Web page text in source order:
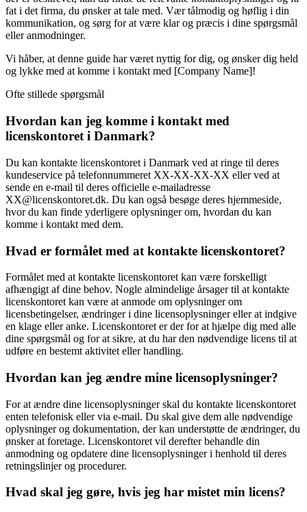
fat i det firma, du ønsker at tale med. Vær tålmodig og høflig i din
kommunikation, og sørg for at være klar og præcis i dine spørgsmål
eller anmodninger.
Vi håber, at denne guide har været nyttig for dig, og ønsker dig held
og lykke med at komme i kontakt med [Company Name]!
Ofte stillede spørgsmål
Hvordan kan jeg komme i kontakt med
licenskontoret i Danmark?
Du kan kontakte licenskontoret i Danmark ved at ringe til deres
kundeservice på telefonnummeret XX-XX-XX-XX eller ved at
sende en e-mail til deres officielle e-mailadresse
XX@licenskontoret.dk. Du kan også besøge deres hjemmeside,
hvor du kan finde yderligere oplysninger om, hvordan du kan
komme i kontakt med dem.
Hvad er formålet med at kontakte licenskontoret?
Formålet med at kontakte licenskontoret kan være forskelligt
afhængigt af dine behov. Nogle almindelige årsager til at kontakte
licenskontoret kan være at anmode om oplysninger om
licensbetingelser, ændringer i dine licensoplysninger eller at indgive
en klage eller anke. Licenskontoret er der for at hjælpe dig med alle
dine spørgsmål og for at sikre, at du har den nødvendige licens til at
udføre en bestemt aktivitet eller handling.
Hvordan kan jeg ændre mine licensoplysninger?
For at ændre dine licensoplysninger skal du kontakte licenskontoret
enten telefonisk eller via e-mail. Du skal give dem alle nødvendige
oplysninger og dokumentation, der kan understøtte de ændringer, du
ønsker at foretage. Licenskontoret vil derefter behandle din
anmodning og opdatere dine licensoplysninger i henhold til deres
retningslinjer og procedurer.
Hvad skal jeg gøre, hvis jeg har mistet min licens?